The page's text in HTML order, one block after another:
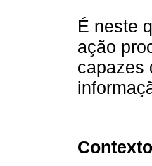
É neste
ação
capazes